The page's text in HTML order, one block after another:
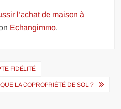
l’achat de maison à
Echangimmo.
FIDÉLITÉ
QUE LA COPROPRIÉTÉ DE SOL ?